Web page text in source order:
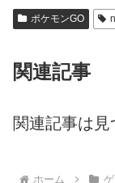
ポケモンGO
関連記事
関連記事は見
ホーム